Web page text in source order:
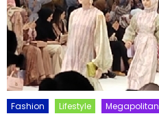
Fashion Lifestyle Megapolitan